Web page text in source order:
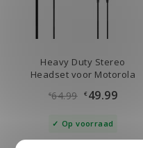
Heavy Duty Stereo
Headset voor Motorola
€64.99 €49.99
Op voorraad